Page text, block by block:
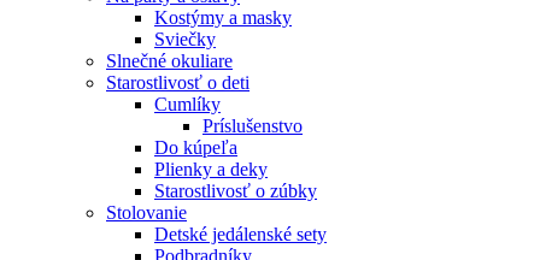
Kostýmy a masky
Sviečky
Slnečné okuliare
Starostlivosť o deti
Cumlíky
Príslušenstvo
Do kúpeľa
Plienky a deky
Starostlivosť o zúbky
Stolovanie
Detské jedálenské sety